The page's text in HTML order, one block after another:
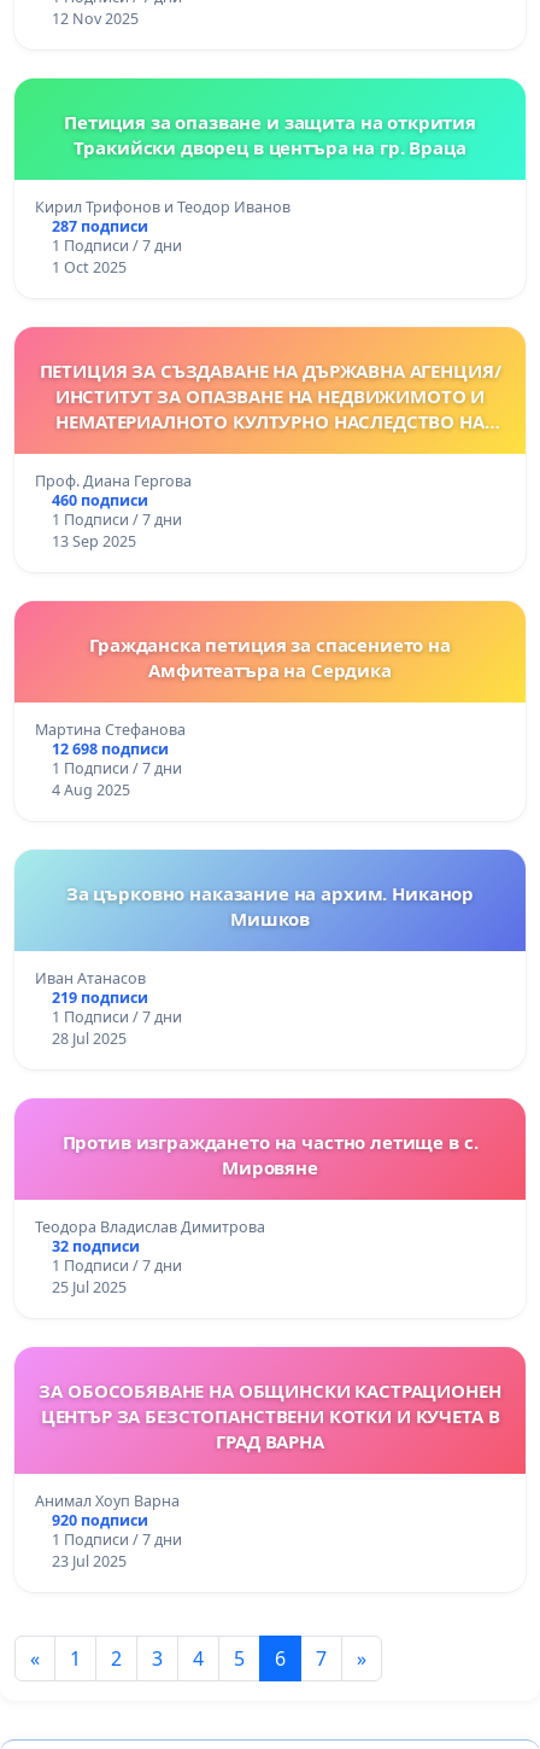
12 Nov 2025
Петиция за опазване и защита на открития
Тракийски дворец в центъра на гр. Враца
Кирил Трифонов и Теодор Иванов
287 подписи
1 Подписи / 7 дни
1 Oct 2025
ПЕТИЦИЯ ЗА СЪЗДАВАНЕ НА ДЪРЖАВНА АГЕНЦИЯ/
ИНСТИТУТ ЗА ОПАЗВАНЕ НА НЕДВИЖИМОТО И
НЕМАТЕРИАЛНОТО КУЛТУРНО НАСЛЕДСТВО НА
Проф. Диана Гергова
460 подписи
1 Подписи / 7 дни
13 Sep 2025
Гражданска петиция за спасението на
Амфитеатъра на Сердика
Мартина Стефанова
12 698 подписи
1 Подписи / 7 дни
4 Aug 2025
За църковно наказание на архим. Никанор
Мишков
Иван Атанасов
219 подписи
1 Подписи / 7 дни
28 Jul 2025
Против изграждането на частно летище в с.
Мировяне
Теодора Владислав Димитрова
32 подписи
1 Подписи / 7 дни
25 Jul 2025
ЗА ОБОСОБЯВАНЕ НА ОБЩИНСКИ КАСТРАЦИОНЕН
ЦЕНТЪР ЗА БЕЗСТОПАНСТВЕНИ КОТКИ И КУЧЕТА В
ГРАД ВАРНА
Анимал Хоуп Варна
920 подписи
1 Подписи / 7 дни
23 Jul 2025
« 1 2 3 4 5 6 7 »